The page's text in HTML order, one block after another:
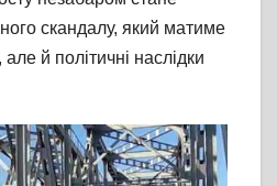
скандалу, який матиме
але й політичні наслідки